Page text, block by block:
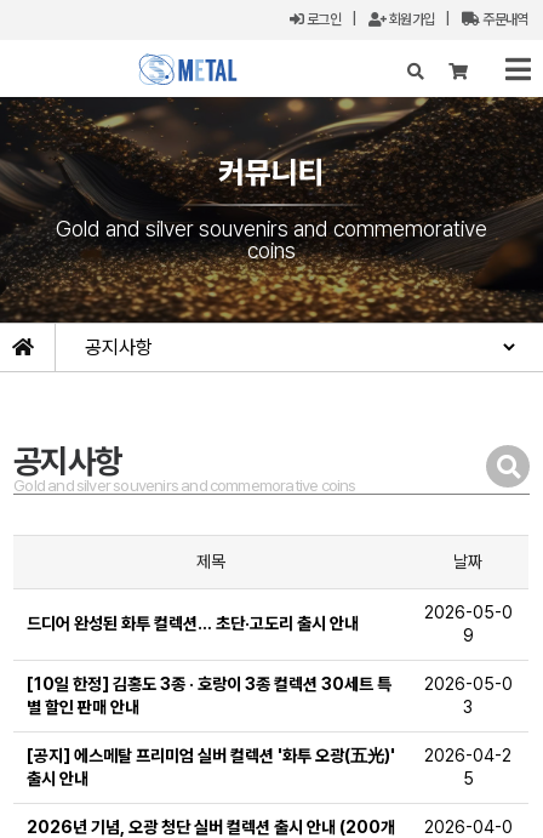
로그인| 회원가입 주문내역
X
커뮤니티
Gold and silver souvenirs and commemorative
coins
공지사항
Gold and silver souvenirs and commemorative coins
제목 날짜
드디어 완성된 화투 컬렉션… 초단·고도리 출시 안내
2026-05-0
9
[10일 한정] 김홍도 3종 · 호랑이 3종 컬렉션 30세트 특
별 할인 판매 안내
2026-05-0
3
[공지] 에스메탈 프리미엄 실버 컬렉션 '화투 오광(五光)'
출시 안내
2026-04-2
5
2026년 기념, 오광 청단 실버 컬렉션 출시 안내 (200개
2026-04-0